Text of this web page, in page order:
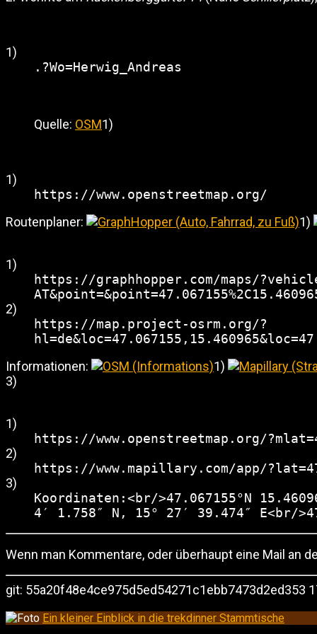
1)
.?Wo=Herwig_Andreas
Quelle: OSM1)
1)
https://www.openstreetmap.org/
Routenplaner:
1)
1)
https://graphhopper.com/maps/
2)
https://map.project-osrm.org/?
Informationen:
1)
3)
1)
https://www.openstreetmap.org/
2)
https://www.mapillary.com/app/
3)
Koordinaten:<br/>47.067155°N
4′ 1.758″ N, 15° 27′ 39.474″ E<br/
Wenn man Kommentare, oder überhaupt eine Mail an
git: 55a20f48e4ce975d5ed54271c1ebb7473d2ed353
Ein kleiner Einblick in die trekdinner Stammtische